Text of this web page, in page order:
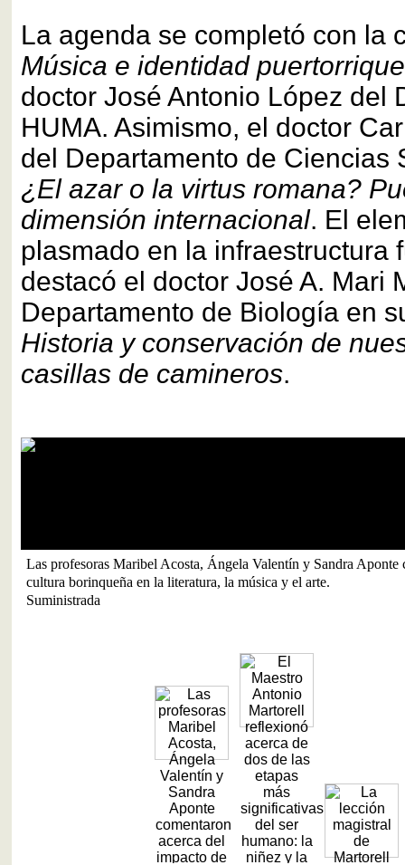
La agenda se completó con la
Música e identidad
doctor José Antonio López del
HUMA. Asimismo, el doctor
del Departamento de Ciencias
¿El azar o la virtus romana?
dimensión internacional. El
plasmado en la infraestructura
destacó el doctor José A. Mari
Departamento de Biología en
Historia y conservación de
casillas de camineros.
Las profesoras Maribel Acosta, Ángela Valentín y Sandra Aponte
cultura borinqueña en la literatura, la música y el arte.
Suministrada